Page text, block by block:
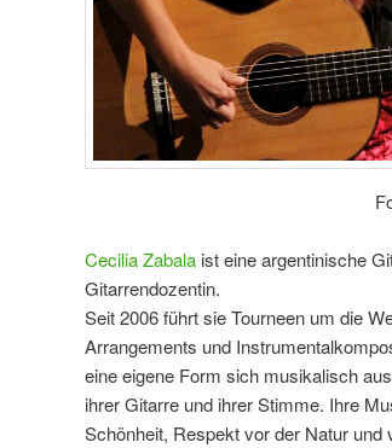
Cecilia Zabala ist eine argentinische
Gitarrendozentin.
Seit 2006 führt sie Tourneen um die
Arrangements und
eine eigene Form sich musikalisch
ihrer Gitarre und ihrer Stimme. Ihre
Schönheit, Respekt vor der Natur